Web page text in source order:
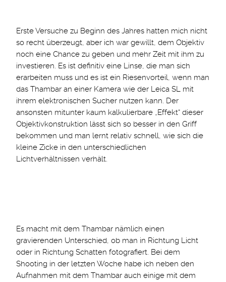
Erste Versuche zu Beginn des Jahres hatten mich nicht
so recht überzeugt, aber ich war gewillt, dem Objektiv
noch eine Chance zu geben und mehr Zeit mit ihm zu
investieren. Es ist definitiv eine Linse, die man sich
erarbeiten muss und es ist ein Riesenvorteil, wenn man
das Thambar an einer Kamera wie der Leica SL mit
ihrem elektronischen Sucher nutzen kann. Der
ansonsten mitunter kaum kalkulierbare „Effekt“ dieser
Objektivkonstruktion lässt sich so besser in den Griff
bekommen und man lernt relativ schnell, wie sich die
kleine Zicke in den unterschiedlichen
Lichtverhältnissen verhält.
Es macht mit dem Thambar nämlich einen
gravierenden Unterschied, ob man in Richtung Licht
oder in Richtung Schatten fotografiert. Bei dem
Shooting in der letzten Woche habe ich neben den
Aufnahmen mit dem Thambar auch einige mit dem